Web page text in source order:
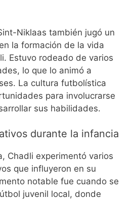
Niklaas también jugó un
la formación de la vida
Estuvo rodeado de varios
lo que lo animó a
La cultura futbolística
para involucrarse
sus habilidades.
durante la infancia
Chadli experimentó varios
que influyeron en su
notable fue cuando se
juvenil local, donde